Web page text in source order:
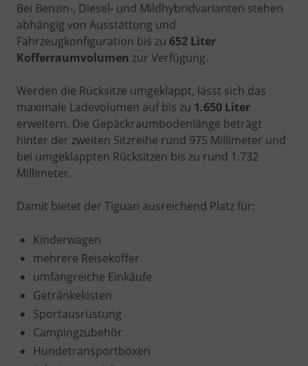
Bei Benzin-, Diesel- und Mildhybridvarianten stehen
abhängig von Ausstattung und
Fahrzeugkonfiguration bis zu 652 Liter
Kofferraumvolumen zur Verfügung.
Werden die Rücksitze umgeklappt, lässt sich das
maximale Ladevolumen auf bis zu 1.650 Liter
erweitern. Die Gepäckraumbodenlänge beträgt
hinter der zweiten Sitzreihe rund 975 Millimeter und
bei umgeklappten Rücksitzen bis zu rund 1.732
Millimeter.
Damit bietet der Tiguan ausreichend Platz für:
Kinderwagen
mehrere Reisekoffer
umfangreiche Einkäufe
Getränkekisten
Sportausrüstung
Campingzubehör
Hundetransportboxen